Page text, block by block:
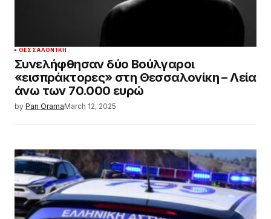
ΘΕΣΣΑΛΟΝΊΚΗ
Συνελήφθησαν δύο Βούλγαροι
«εισπράκτορες» στη Θεσσαλονίκη – Λεία
άνω των 70.000 ευρώ
by Pan OramaMarch 12, 2025